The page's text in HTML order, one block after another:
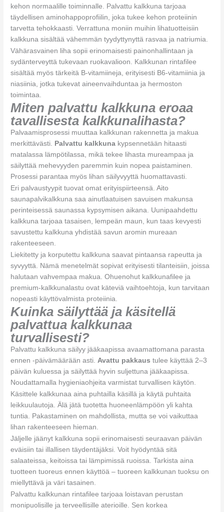
kehon normaalille toiminnalle. Palvattu kalkkuna tarjoaa
täydellisen aminohappoprofiilin, joka tukee kehon proteiinin
tarvetta tehokkaasti. Verrattuna moniin muihin lihatuotteisiin
kalkkuna sisältää vähemmän tyydyttynyttä rasvaa ja natriumia.
Vähärasvainen liha sopii erinomaisesti painonhallintaan ja
sydänterveyttä tukevaan ruokavalioon. Kalkkunan rintafilee
sisältää myös tärkeitä B-vitamiineja, erityisesti B6-vitamiinia ja
niasiinia, jotka tukevat aineenvaihduntaa ja hermoston
toimintaa.
Miten palvattu kalkkuna eroaa
tavallisesta kalkkunalihasta?
Palvaamisprosessi muuttaa kalkkunan rakennetta ja makua
merkittävästi. Palvattu kalkkuna kypsennetään hitaasti
matalassa lämpötilassa, mikä tekee lihasta mureampaa ja
säilyttää mehevyyden paremmin kuin nopea paistaminen.
Prosessi parantaa myös lihan säilyvyyttä huomattavasti.
Eri palvaustyypit tuovat omat erityispiirteensä. Aito
saunapalvikalkkuna saa ainutlaatuisen savuisen makunsa
perinteisessä saunassa kypsymisen aikana. Uunipaahdettu
kalkkuna tarjoaa tasaisen, lempeän maun, kun taas kevyesti
savustettu kalkkuna yhdistää savun aromin mureaan
rakenteeseen.
Liekitetty ja korputettu kalkkuna saavat pintaansa rapeutta ja
syvyyttä. Nämä menetelmät sopivat erityisesti tilanteisiin, joissa
halutaan vahvempaa makua. Ohuenohut kalkkunafilee ja
premium-kalkkunalastu ovat käteviä vaihtoehtoja, kun tarvitaan
nopeasti käyttövalmista proteiinia.
Kuinka säilyttää ja käsitellä
palvattua kalkkunaa
turvallisesti?
Palvattu kalkkuna säilyy jääkaapissa avaamattomana parasta
ennen -päivämäärään asti.Avattu pakkaus tulee käyttää 2–3
päivän kuluessa ja säilyttää hyvin suljettuna jääkaapissa.
Noudattamalla hygieniaohjeita varmistat turvallisen käytön.
Käsittele kalkkunaa aina puhtailla käsillä ja käytä puhtaita
leikkuulautoja. Älä jätä tuotetta huoneenlämpöön yli kahta
tuntia. Pakastaminen on mahdollista, mutta se voi vaikuttaa
lihan rakenteeseen hieman.
Jäljelle jäänyt kalkkuna sopii erinomaisesti seuraavan päivän
eväisiin tai illallisen täydentäjäksi. Voit hyödyntää sitä
salaateissa, keitoissa tai lämpimissä ruoissa. Tarkista aina
tuotteen tuoreus ennen käyttöä – tuoreen kalkkunan tuoksu on
miellyttävä ja väri tasainen.
Palvattu kalkkunan rintafilee tarjoaa loistavan perustan
monipuolisille ja terveellisille aterioille. Sen korkea